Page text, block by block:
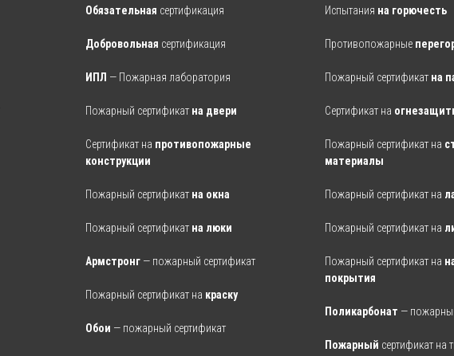
Обязательная сертификация
Добровольная сертификация
ИПЛ — Пожарная лаборатория
Пожарный сертификат на двери
Сертификат на противопожарные
конструкции
Пожарный сертификат на окна
Пожарный сертификат на люки
Армстронг — пожарный сертификат
Пожарный сертификат на краску
Обои — пожарный сертификат
Испытания на горючесть
Противопожарные
Пожарный сертификат на
Сертификат на
Пожарный сертификат на
материалы
Пожарный сертификат на
Пожарный сертификат на
Пожарный сертификат на
покрытия
Поликарбонат —
Пожарный сертификат на